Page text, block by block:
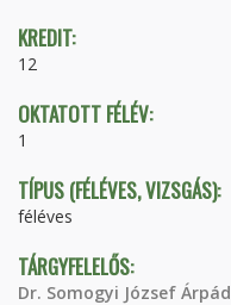
KREDIT:
12
OKTATOTT FÉLÉV:
1
TÍPUS (FÉLÉVES, VIZSGÁS):
féléves
TÁRGYFELELŐS:
Dr. Somogyi József Árpád